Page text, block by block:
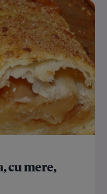
cu mere,